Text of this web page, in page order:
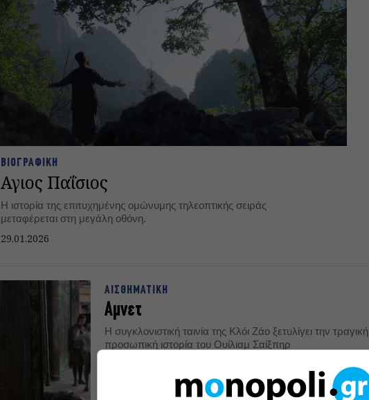
ΒΙΟΓΡΑΦΙΚΗ
Αγιος Παΐσιος
Η ιστορία της επιτυχημένης ομώνυμης τηλεοπτικής σειράς
μεταφέρεται στη μεγάλη οθόνη.
29.01.2026
ΑΙΣΘΗΜΑΤΙΚΗ
Αμνετ
Η συγκλονιστική ταινία της Κλόι Ζάο ξετυλίγει την τραγική
προσωπική ιστορία του Ουίλιαμ Σαίξπηρ